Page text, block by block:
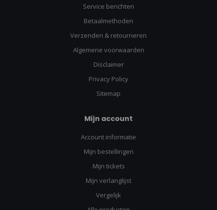
Service berichten
Betaalmethoden
Verzenden & retourneren
Algemene voorwaarden
Disclaimer
Privacy Policy
Sitemap
Mijn account
Account informatie
Mijn bestellingen
Mijn tickets
Mijn verlanglijst
Vergelijk